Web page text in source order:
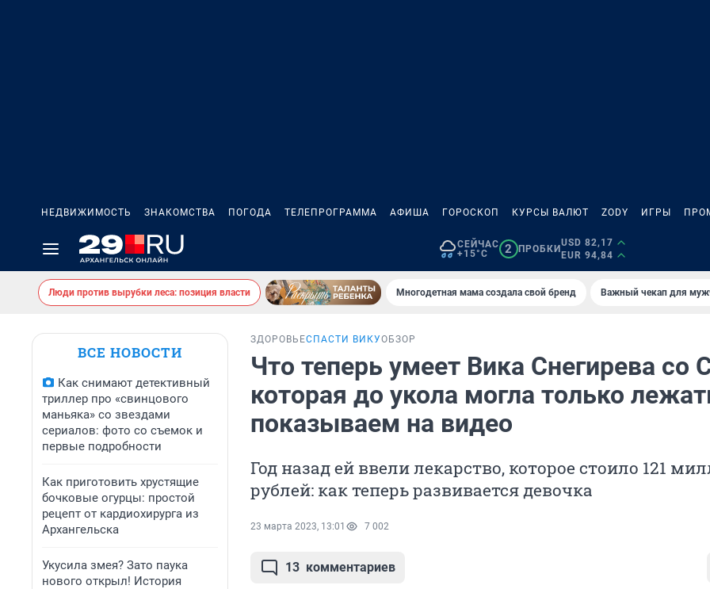
НЕДВИЖИМОСТЬ ЗНАКОМСТВА ПОГОДА ТЕЛЕПРОГРАММА АФИША ГОРОСКОП КУРСЫ ВАЛЮТ ZODY ИГРЫ
СЕЙЧАС
+15°C
2 ПРОБКИ
USD 82,17
EUR 94,84
Люди против вырубки леса: позиция власти Многодетная мама создала свой бренд Важный чекап для
ВСЕ НОВОСТИ
Как снимают детективный
триллер про «свинцового
маньяка» со звездами
сериалов: фото со съемок и
первые подробности
Как приготовить хрустящие
бочковые огурцы: простой
рецепт от кардиохирурга из
Архангельска
Укусила змея? Зато паука
нового открыл! История
ЗДОРОВЬЕСПАСТИ ВИКУОБЗОР
Что теперь умеет Вика Снегирева со
которая до укола могла только
показываем на видео
Год назад ей ввели лекарство, которое стоило 121
рублей: как теперь развивается девочка
23 марта 2023, 13:01 7 002
13 комментариев